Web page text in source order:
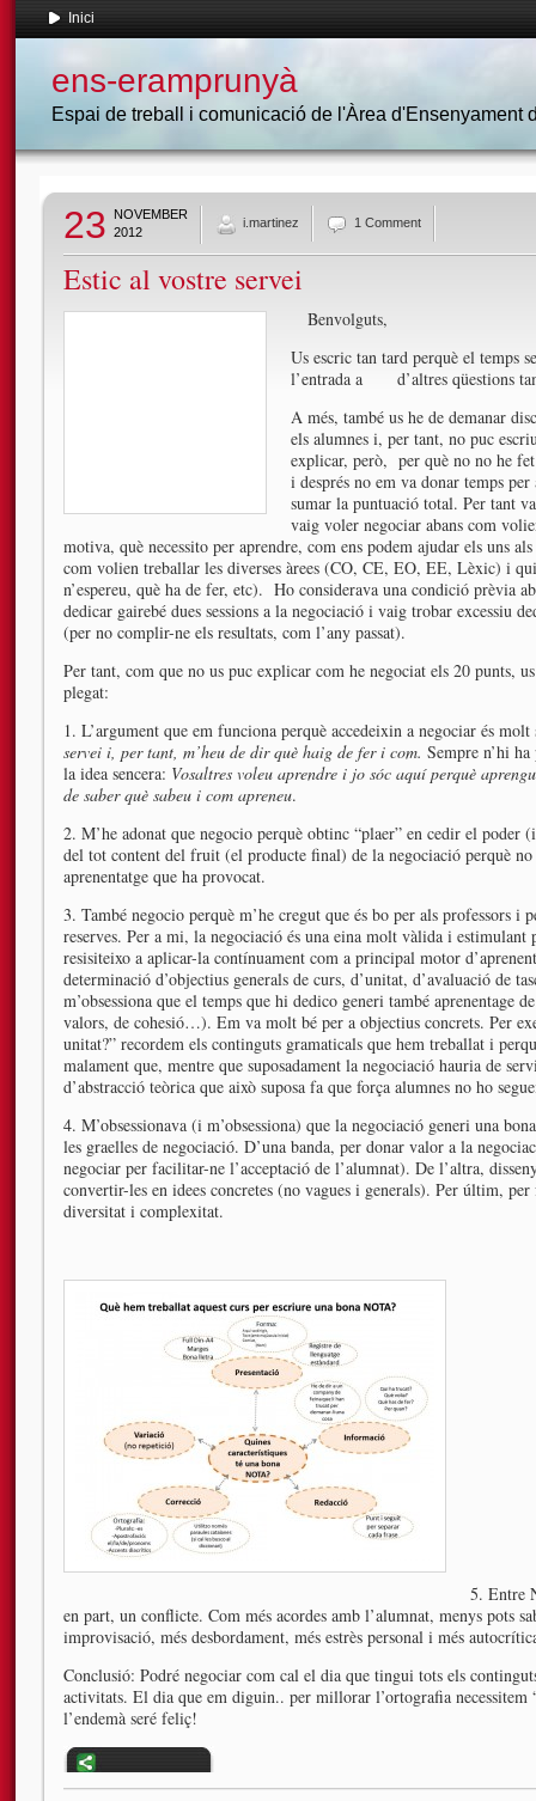
Inici
ens-eramprunyà
Espai de treball i comunicació de l'Àrea d'Ensenyament
23
NOVEMBER
2012
i.martinez 1 Comment
Estic al vostre servei
Benvolguts,
Us escric tan tard perquè el temps
l’entrada a d’altres qüestions
A més, també us he de demanar
els alumnes i, per tant, no puc
explicar, però, per què no no he
i després no em va donar temps
sumar la puntuació total. Per tant
vaig voler negociar abans com
motiva, què necessito per aprendre, com ens podem ajudar els uns
com volien treballar les diverses àrees (CO, CE, EO, EE, Lèxic) i
n’espereu, què ha de fer, etc). Ho considerava una condició prèvia
dedicar gairebé dues sessions a la negociació i vaig trobar excessiu
(per no complir-ne els resultats, com l’any passat).
Per tant, com que no us puc explicar com he negociat els 20 punts,
plegat:
1. L’argument que em funciona perquè accedeixin a negociar és
servei i, per tant, m’heu de dir què haig de fer i com. Sempre n’hi
la idea sencera: Vosaltres voleu aprendre i jo sóc aquí perquè
de saber què sabeu i com apreneu.
2. M’he adonat que negocio perquè obtinc “plaer” en cedir el
del tot content del fruit (el producte final) de la negociació perquè
aprenentatge que ha provocat.
3. També negocio perquè m’he cregut que és bo per als professors
reserves. Per a mi, la negociació és una eina molt vàlida i estimulant
resisiteixo a aplicar-la contínuament com a principal motor
determinació d’objectius generals de curs, d’unitat, d’avaluació de
m’obsessiona que el temps que hi dedico generi també aprenentage
valors, de cohesió…). Em va molt bé per a objectius concrets. Per
unitat?” recordem els continguts gramaticals que hem treballat i
malament que, mentre que suposadament la negociació hauria de
d’abstracció teòrica que això suposa fa que força alumnes no ho
4. M’obsessionava (i m’obsessiona) que la negociació generi una
les graelles de negociació. D’una banda, per donar valor a la
negociar per facilitar-ne l’acceptació de l’alumnat). De l’altra,
convertir-les en idees concretes (no vagues i generals). Per últim,
diversitat i complexitat.
5. Entre
en part, un conflicte. Com més acordes amb l’alumnat, menys pots
improvisació, més desbordament, més estrès personal i més
Conclusió: Podré negociar com cal el dia que tingui tots els
activitats. El dia que em diguin.. per millorar l’ortografia necessitem
l’endemà seré feliç!